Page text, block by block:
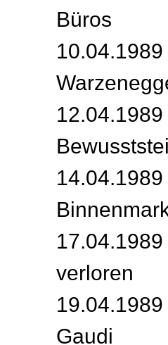
Büros
12.04.1989
verloren
Gaudi